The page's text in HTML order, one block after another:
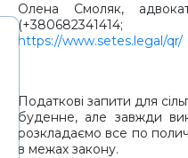
Олена Смоляк,
https://www.setes.legal/qr/
Податкові запити для
буденне, але завжди
розкладаємо все по
в межах закону.